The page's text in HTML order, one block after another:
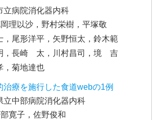
立病院消化器内科
理以沙，野村栄樹，平塚敬
，尾形洋平，矢野恒太，鈴木範
，長崎 太，川村昌司，境 吉
，菊地達也
治療を施行した食道webの1例
立中部病院消化器内科
寛子，佐野俊和